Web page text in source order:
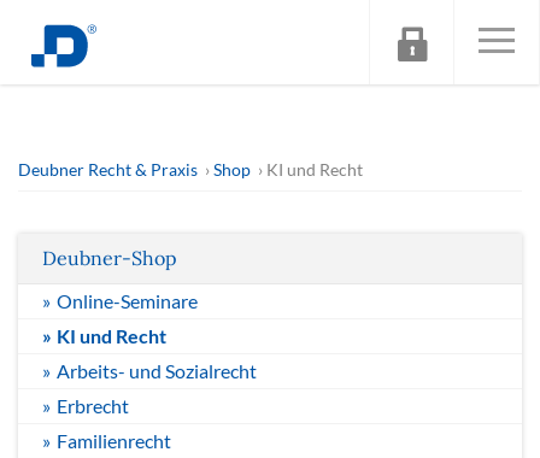
Deubner Recht & Praxis Shop KI und Recht
Deubner-Shop
Online-Seminare
KI und Recht
Arbeits- und Sozialrecht
Erbrecht
Familienrecht